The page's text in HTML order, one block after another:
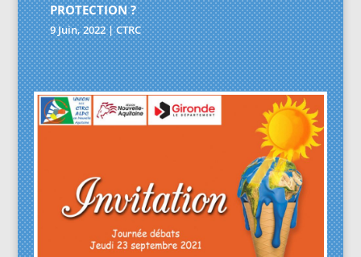
PROTECTION ?
9 Juin, 2022|CTRC